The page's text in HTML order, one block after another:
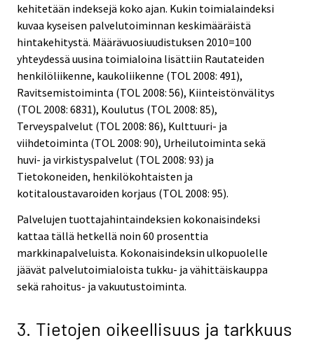
kehitetään indeksejä koko ajan. Kukin toimialaindeksi
kuvaa kyseisen palvelutoiminnan keskimääräistä
hintakehitystä. Määrävuosiuudistuksen 2010=100
yhteydessä uusina toimialoina lisättiin Rautateiden
henkilöliikenne, kaukoliikenne (TOL 2008: 491),
Ravitsemistoiminta (TOL 2008: 56), Kiinteistönvälitys
(TOL 2008: 6831), Koulutus (TOL 2008: 85),
Terveyspalvelut (TOL 2008: 86), Kulttuuri- ja
viihdetoiminta (TOL 2008: 90), Urheilutoiminta sekä
huvi- ja virkistyspalvelut (TOL 2008: 93) ja
Tietokoneiden, henkilökohtaisten ja
kotitaloustavaroiden korjaus (TOL 2008: 95).
Palvelujen tuottajahintaindeksien kokonaisindeksi
kattaa tällä hetkellä noin 60 prosenttia
markkinapalveluista. Kokonaisindeksin ulkopuolelle
jäävät palvelutoimialoista tukku- ja vähittäiskauppa
sekä rahoitus- ja vakuutustoiminta.
3. Tietojen oikeellisuus ja tarkkuus